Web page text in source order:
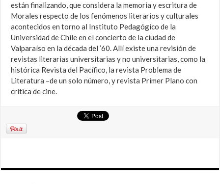
están finalizando, que considera la memoria y escritura de
Morales respecto de los fenómenos literarios y culturales
acontecidos en torno al Instituto Pedagógico de la
Universidad de Chile en el concierto de la ciudad de
Valparaíso en la década del ’60. Allí existe una revisión de
revistas literarias universitarias y no universitarias, como la
histórica Revista del Pacífico, la revista Problema de
Literatura –de un solo número, y revista Primer Plano con
crítica de cine.